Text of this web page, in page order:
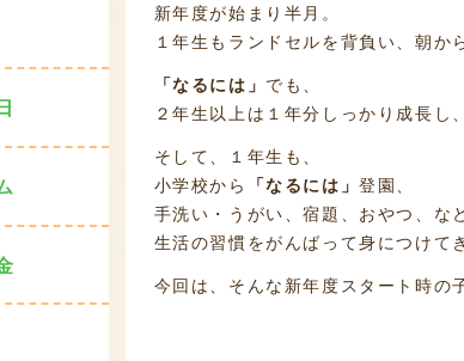
新年度が始まり半月。
１年生もランドセルを背負い、朝
「なるには」 でも、
２年生以上は１年分しっかり成長し、
そして、１年生も、
小学校から
「なるには」登園、
手洗い・うがい、宿題、おやつ、な
生活の習慣をがんばって身につけて
今回は、そんな新年度スタート時の